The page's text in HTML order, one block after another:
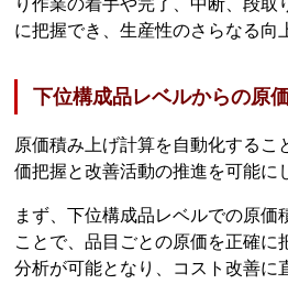
り作業の着手や完了、中断、段取
に把握でき、生産性のさらなる向
下位構成品レベルからの原
原価積み上げ計算を自動化するこ
価把握と改善活動の推進を可能に
まず、下位構成品レベルでの原価
ことで、品目ごとの原価を正確に
分析が可能となり、コスト改善に